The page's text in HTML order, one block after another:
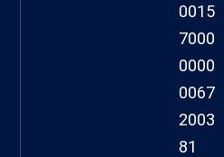
0015
7000
0000
0067
2003
81